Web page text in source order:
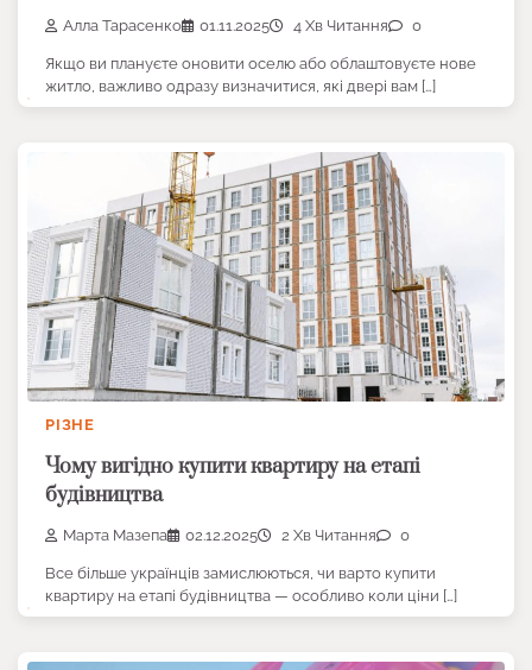
Алла Тарасенко 01.11.2025 4 Хв Читання 0
Якщо ви плануєте оновити оселю або облаштовуєте нове
житло, важливо одразу визначитися, які двері вам […]
РІЗНЕ
Чому вигідно купити квартиру на етапі
будівництва
Марта Мазепа 02.12.2025 2 Хв Читання 0
Все більше українців замислюються, чи варто купити
квартиру на етапі будівництва — особливо коли ціни […]